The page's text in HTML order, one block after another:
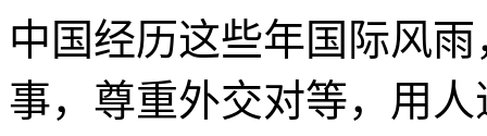
中国经历这些年国际风
事，尊重外交对等，用